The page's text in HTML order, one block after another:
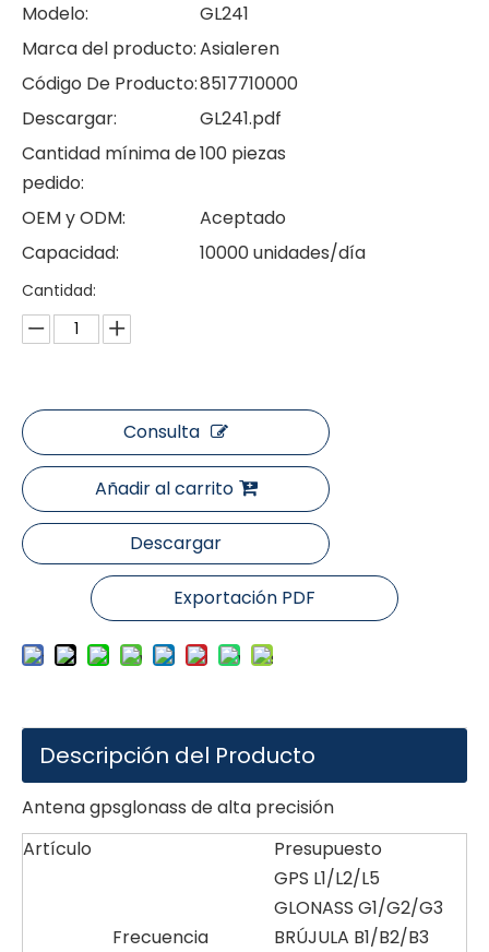
Modelo:
GL241
Marca del producto:Asialeren
Código De Producto:8517710000
Descargar:
GL241.pdf
Cantidad mínima de
pedido:
100 piezas
OEM y ODM:
Aceptado
Capacidad:
10000 unidades/día
Cantidad:
Consulta
Añadir al carrito
Descargar
Exportación PDF
Descripción del Producto
Antena gpsglonass de alta precisión
Artículo
Presupuesto
Frecuencia
GPS L1/L2/L5
GLONASS G1/G2/G3
BRÚJULA B1/B2/B3